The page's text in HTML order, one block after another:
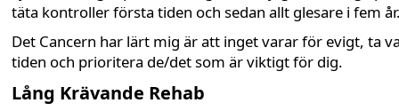
täta kontroller första tiden och sedan allt glesare i fem
Det Cancern har lärt mig är att inget varar för evigt, ta
tiden och prioritera de/det som är viktigt för dig.
Lång Krävande Rehab